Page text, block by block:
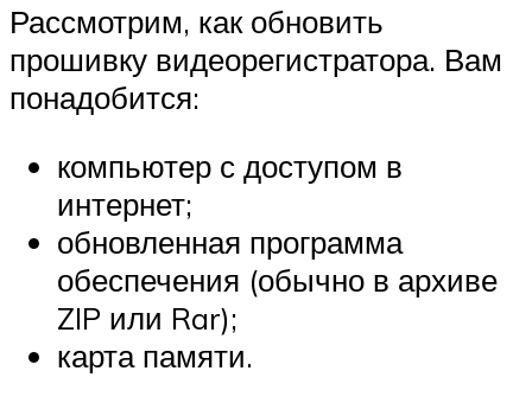
Рассмотрим, как обновить
прошивку видеорегистратора. Вам
понадобится:
компьютер с доступом в
интернет;
обновленная программа
обеспечения (обычно в архиве
ZIP или Rar);
карта памяти.